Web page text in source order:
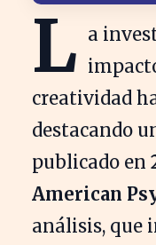
L a
creatividad
destacando
publicado en
American
análisis, que